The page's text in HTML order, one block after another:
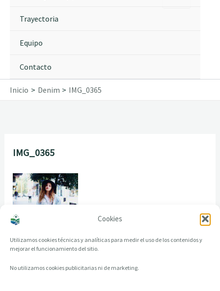
Cookies
Utilizamos cookies técnicas y analíticas para medir el uso de los contenidos y
mejorar el funcionamiento del sitio.
No utilizamos cookies publicitarias ni de marketing.
Trayectoria
Equipo
Contacto
Inicio Denim IMG_0365
IMG_0365